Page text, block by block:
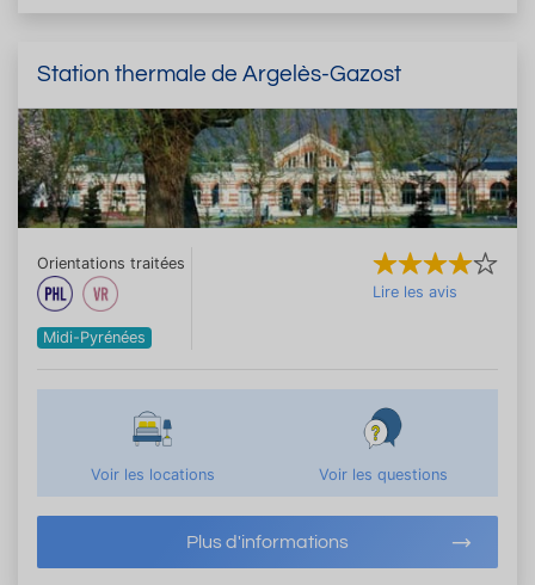
Station thermale de Argelès-Gazost
Orientations traitées
Midi-Pyrénées
Lire les avis
Voir les locations Voir les questions
Plus d'informations